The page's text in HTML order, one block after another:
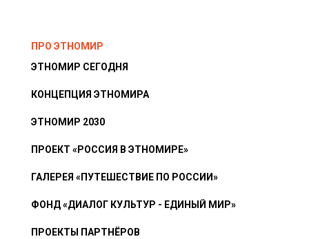
ПРО ЭТНОМИР
ЭТНОМИР СЕГОДНЯ
КОНЦЕПЦИЯ ЭТНОМИРА
ЭТНОМИР 2030
ПРОЕКТ «РОССИЯ В ЭТНОМИРЕ»
ГАЛЕРЕЯ «ПУТЕШЕСТВИЕ ПО РОССИИ»
ФОНД «ДИАЛОГ КУЛЬТУР - ЕДИНЫЙ МИР»
ПРОЕКТЫ ПАРТНЁРОВ